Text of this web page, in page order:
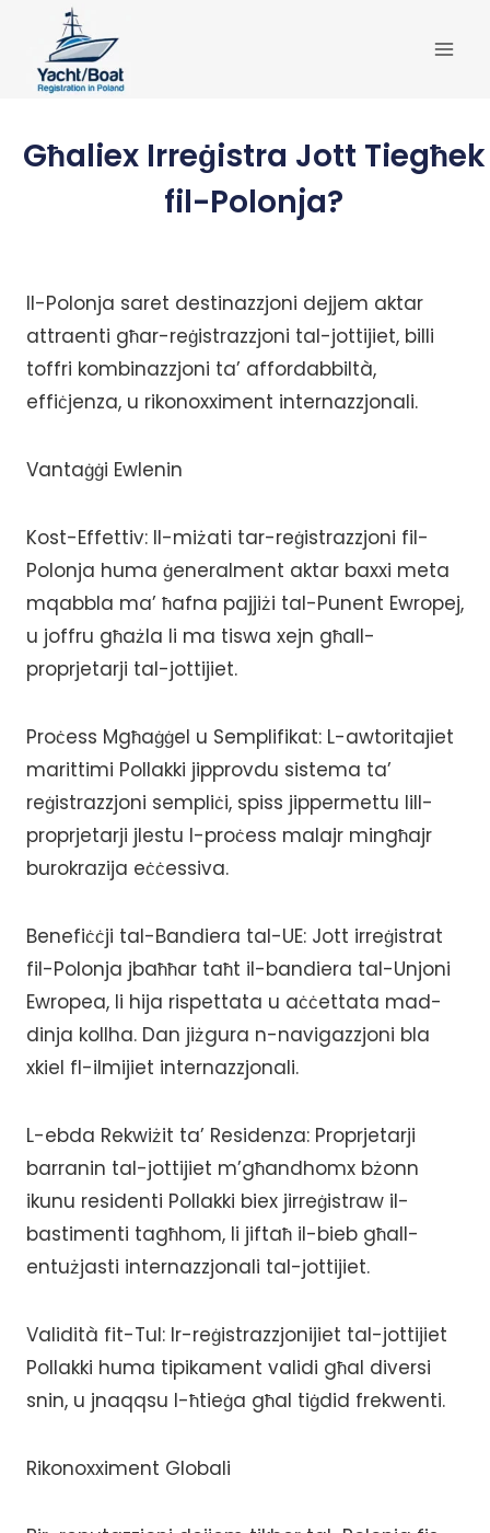
content
Għaliex Irreġistra Jott Tiegħek
fil-Polonja?
Il-Polonja saret destinazzjoni dejjem aktar
attraenti għar-reġistrazzjoni tal-jottijiet, billi
toffri kombinazzjoni ta’ affordabbiltà,
effiċjenza, u rikonoxximent internazzjonali.
Vantaġġi Ewlenin
Kost-Effettiv: Il-miżati tar-reġistrazzjoni fil-
Polonja huma ġeneralment aktar baxxi meta
mqabbla ma’ ħafna pajjiżi tal-Punent Ewropej,
u joffru għażla li ma tiswa xejn għall-
proprjetarji tal-jottijiet.
Proċess Mgħaġġel u Semplifikat: L-awtoritajiet
marittimi Pollakki jipprovdu sistema ta’
reġistrazzjoni sempliċi, spiss jippermettu lill-
proprjetarji jlestu l-proċess malajr mingħajr
burokrazija eċċessiva.
Benefiċċji tal-Bandiera tal-UE: Jott irreġistrat
fil-Polonja jbaħħar taħt il-bandiera tal-Unjoni
Ewropea, li hija rispettata u aċċettata mad-
dinja kollha. Dan jiżgura n-navigazzjoni bla
xkiel fl-ilmijiet internazzjonali.
L-ebda Rekwiżit ta’ Residenza: Proprjetarji
barranin tal-jottijiet m’għandhomx bżonn
ikunu residenti Pollakki biex jirreġistraw il-
bastimenti tagħhom, li jiftaħ il-bieb għall-
entużjasti internazzjonali tal-jottijiet.
Validità fit-Tul: Ir-reġistrazzjonijiet tal-jottijiet
Pollakki huma tipikament validi għal diversi
snin, u jnaqqsu l-ħtieġa għal tiġdid frekwenti.
Rikonoxximent Globali